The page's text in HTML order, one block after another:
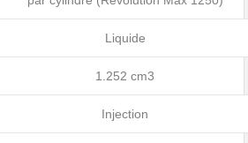
Liquide
1.252 cm3
Injection